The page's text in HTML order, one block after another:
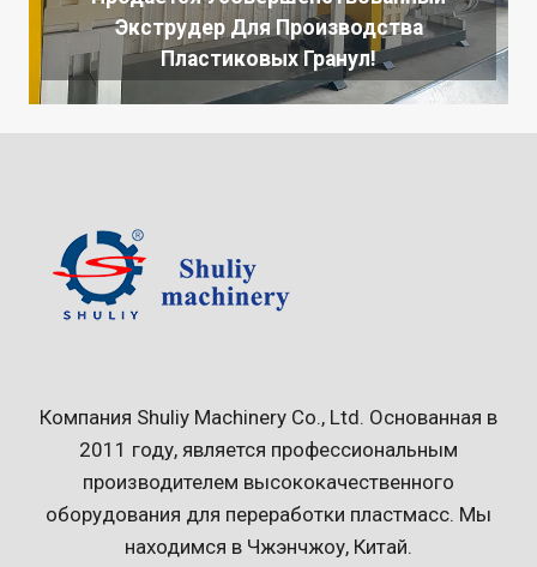
Экструдер Для Производства
Пластиковых Гранул!
Компания Shuliy Machinery Co., Ltd. Основанная в
2011 году, является профессиональным
производителем высококачественного
оборудования для переработки пластмасс. Мы
находимся в Чжэнчжоу, Китай.